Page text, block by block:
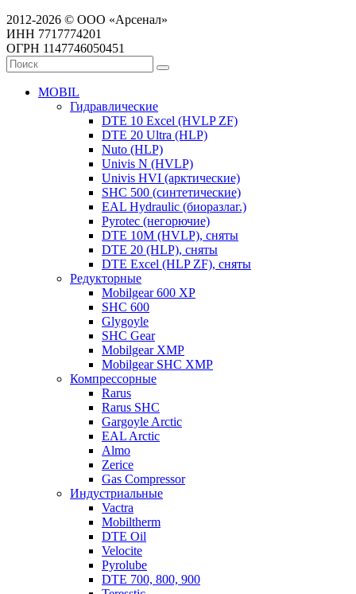
2012-2026 © ООО «Арсенал»
ИНН 7717774201
ОГРН 1147746050451
MOBIL
Гидравлические
DTE 10 Excel (HVLP ZF)
DTE 20 Ultra (HLP)
Nuto (HLP)
Univis N (HVLP)
Univis HVI (арктические)
SHC 500 (синтетические)
EAL Hydraulic (биоразлаг.)
Pyrotec (негорючие)
DTE 10M (HVLP), сняты
DTE 20 (HLP), сняты
DTE Excel (HLP ZF), сняты
Редукторные
Mobilgear 600 XP
SHC 600
Glygoyle
SHC Gear
Mobilgear XMP
Mobilgear SHC XMP
Компрессорные
Rarus
Rarus SHC
Gargoyle Arctic
EAL Arctic
Almo
Zerice
Gas Compressor
Индустриальные
Vactra
Mobiltherm
DTE Oil
Velocite
Pyrolube
DTE 700, 800, 900